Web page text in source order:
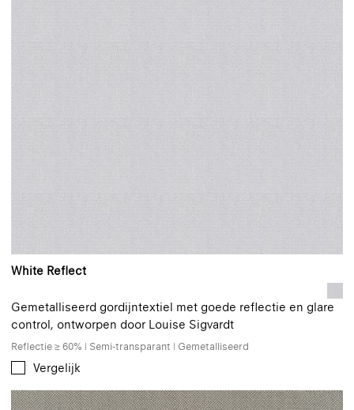
White Reflect
Gemetalliseerd gordijntextiel met goede reflectie en glare
control, ontworpen door Louise Sigvardt
Reflectie ≥ 60% | Semi-transparant | Gemetalliseerd
Vergelijk